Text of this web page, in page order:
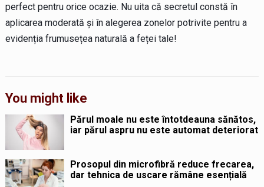
perfect pentru orice ocazie. Nu uita că secretul constă în
aplicarea moderată și în alegerea zonelor potrivite pentru a
evidenția frumusețea naturală a feței tale!
You might like
Părul moale nu este întotdeauna sănătos,
iar părul aspru nu este automat deteriorat
Prosopul din microfibră reduce frecarea,
dar tehnica de uscare rămâne esențială